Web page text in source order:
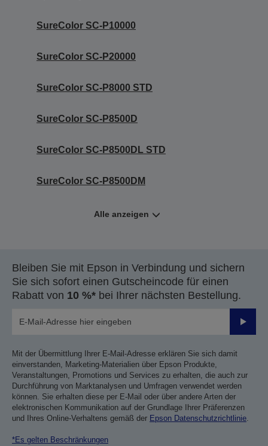
SureColor SC-P10000
SureColor SC-P20000
SureColor SC-P8000 STD
SureColor SC-P8500D
SureColor SC-P8500DL STD
SureColor SC-P8500DM
Alle anzeigen
Bleiben Sie mit Epson in Verbindung und sichern
Sie sich sofort einen Gutscheincode für einen
Rabatt von 10 %* bei Ihrer nächsten Bestellung.
Mit der Übermittlung Ihrer E-Mail-Adresse erklären Sie sich damit
einverstanden, Marketing-Materialien über Epson Produkte,
Veranstaltungen, Promotions und Services zu erhalten, die auch zur
Durchführung von Marktanalysen und Umfragen verwendet werden
können. Sie erhalten diese per E-Mail oder über andere Arten der
elektronischen Kommunikation auf der Grundlage Ihrer Präferenzen
und Ihres Online-Verhaltens gemäß der Epson Datenschutzrichtlinie
*Es gelten Beschränkungen